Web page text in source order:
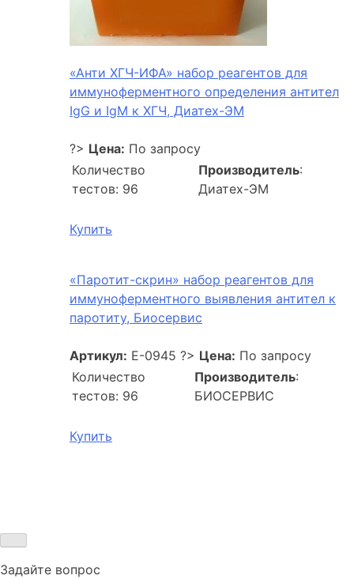
«Анти ХГЧ-ИФА» набор реагентов для
иммуноферментного определения антител
IgG и IgM к ХГЧ, Диатех-ЭМ
?> Цена: По запросу
Количество
тестов: 96
Производитель:
Диатех-ЭМ
Купить
«Паротит-скрин» набор реагентов для
иммуноферментного выявления антител к
паротиту, Биосервис
Артикул: E-0945 ?> Цена: По запросу
Количество
тестов: 96
Производитель:
БИОСЕРВИС
Купить
Задайте вопрос